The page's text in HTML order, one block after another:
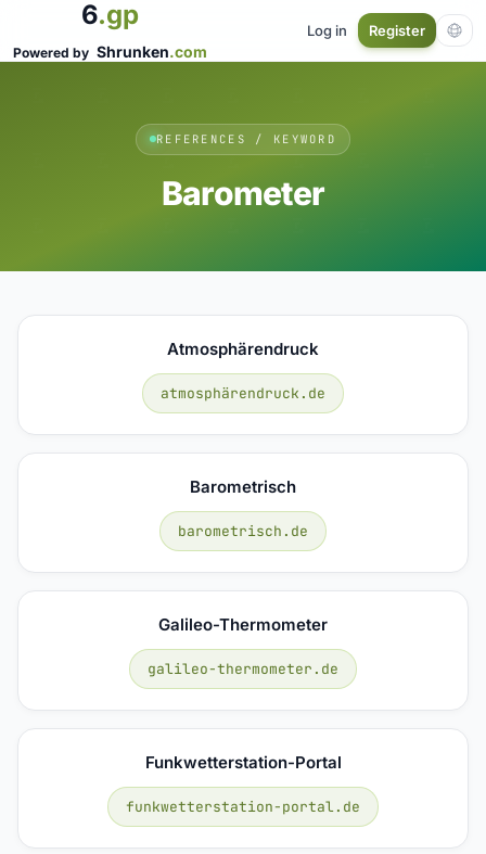
6.gp
Powered by Shrunken.com
Log in Register
REFERENCES / KEYWORD
Barometer
Atmosphärendruck
atmosphärendruck.de
Barometrisch
barometrisch.de
Galileo-Thermometer
galileo-thermometer.de
Funkwetterstation-Portal
funkwetterstation-portal.de